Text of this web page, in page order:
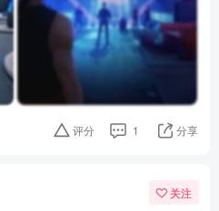
评分 1 分享
关注